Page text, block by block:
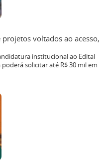
voltados ao acesso,
institucional ao Edital
poderá solicitar até R$ 30 mil em